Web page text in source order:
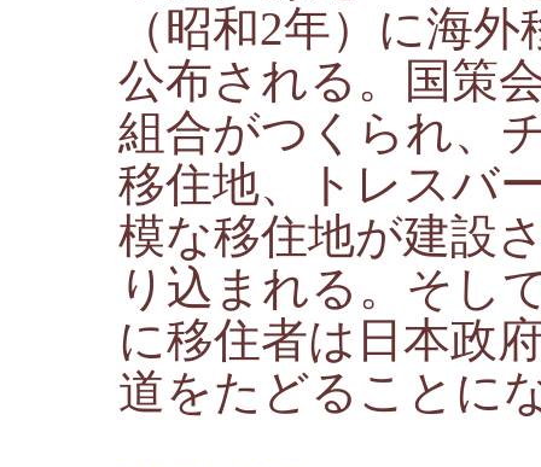
（昭和2年）に海
公布される。国策
組合がつくられ、
移住地、トレスバ
模な移住地が建設
り込まれる。そし
に移住者は日本政
道をたどることに